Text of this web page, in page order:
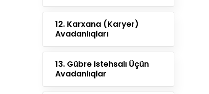
12. Karxana (karyer)
Avadanlıqları
13. Gübrə Istehsalı Üçün
Avadanlıqlar